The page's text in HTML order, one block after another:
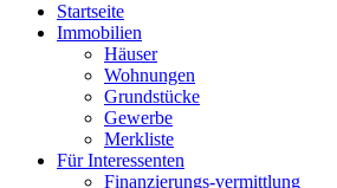
Startseite
Immobilien
Häuser
Wohnungen
Grundstücke
Gewerbe
Merkliste
Für Interessenten
Finanzierungs-vermittlung